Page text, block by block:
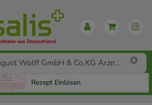
Rezept Einlösen